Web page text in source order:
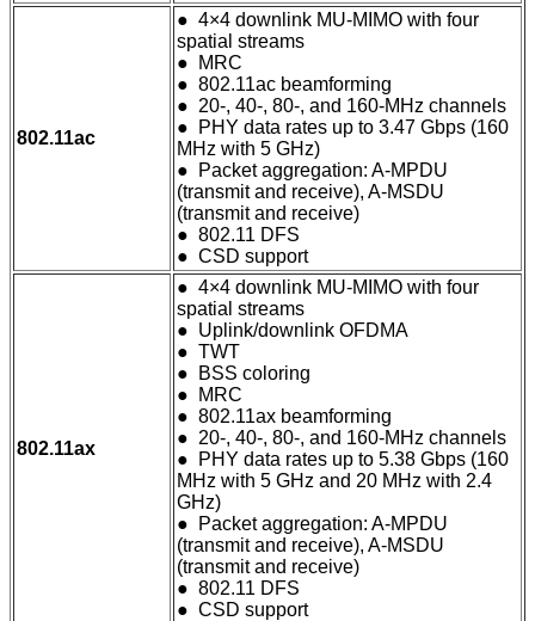
802.11ac
● 4×4 downlink MU-MIMO with four
spatial streams
● MRC
● 802.11ac beamforming
● 20-, 40-, 80-, and 160-MHz channels
● PHY data rates up to 3.47 Gbps (160
MHz with 5 GHz)
● Packet aggregation: A-MPDU
(transmit and receive), A-MSDU
(transmit and receive)
● 802.11 DFS
● CSD support
802.11ax
● 4×4 downlink MU-MIMO with four
spatial streams
● Uplink/downlink OFDMA
● TWT
● BSS coloring
● MRC
● 802.11ax beamforming
● 20-, 40-, 80-, and 160-MHz channels
● PHY data rates up to 5.38 Gbps (160
MHz with 5 GHz and 20 MHz with 2.4
GHz)
● Packet aggregation: A-MPDU
(transmit and receive), A-MSDU
(transmit and receive)
● 802.11 DFS
● CSD support